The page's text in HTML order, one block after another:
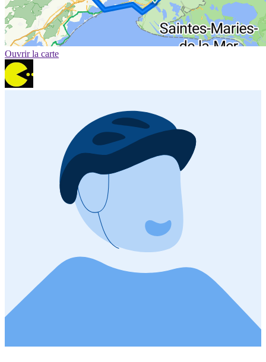
Ouvrir la carte